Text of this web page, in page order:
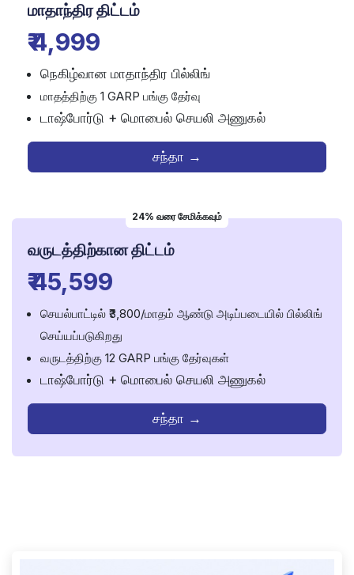
மாதாந்திர திட்டம்
₹ 4,999
நெகிழ்வான மாதாந்திர பில்லிங்
மாதத்திற்கு 1 GARP பங்கு தேர்வு
டாஷ்போர்டு + மொபைல் செயலி அணுகல்
சந்தா →
24% வரை சேமிக்கவும்
வருடத்திற்கான திட்டம்
₹ 45,599
செயல்பாட்டில் ₹3,800/மாதம் ஆண்டு அடிப்படையில் பில்லிங்
செய்யப்படுகிறது
வருடத்திற்கு 12 GARP பங்கு தேர்வுகள்
டாஷ்போர்டு + மொபைல் செயலி அணுகல்
சந்தா →